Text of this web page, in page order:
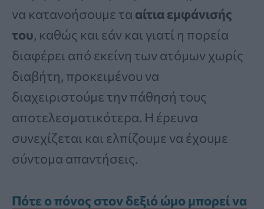
να κατανοήσουμε τα αίτια εμφάνισής
του, καθώς και εάν και γιατί η πορεία
διαφέρει από εκείνη των ατόμων χωρίς
διαβήτη, προκειμένου να
διαχειριστούμε την πάθησή τους
αποτελεσματικότερα. Η έρευνα
συνεχίζεται και ελπίζουμε να έχουμε
σύντομα απαντήσεις.
Πότε ο πόνος στον δεξιό ώμο μπορεί να